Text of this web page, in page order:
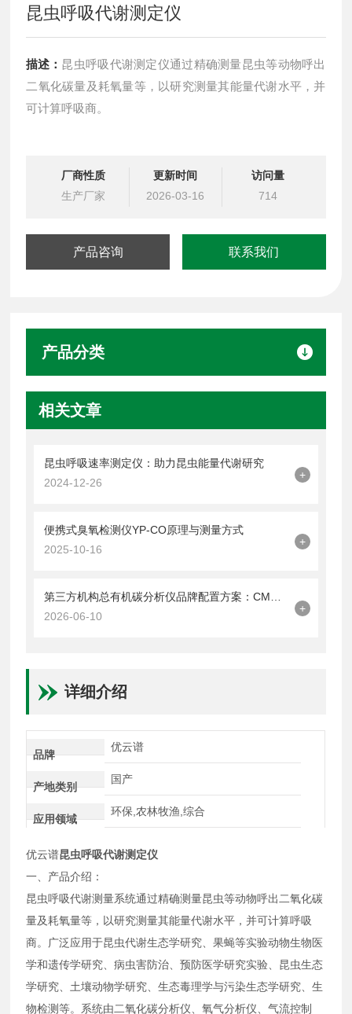
昆虫呼吸代谢测定仪
描述： 昆虫呼吸代谢测定仪通过精确测量昆虫等动物呼出
二氧化碳量及耗氧量等，以研究测量其能量代谢水平，并
可计算呼吸商。
厂商性质
生产厂家
更新时间
2026-03-16
访问量
714
产品咨询 联系我们
产品分类
相关文章
昆虫呼吸速率测定仪：助力昆虫能量代谢研究
2024-12-26
+
便携式臭氧检测仪YP-CO原理与测量方式
2025-10-16
+
第三方机构总有机碳分析仪品牌配置方案：CMA认证实验室高要求如何满足
2026-06-10
+
详细介绍
品牌
优云谱
产地类别
国产
应用领域
环保,农林牧渔,综合
优云谱昆虫呼吸代谢测定仪
一、产品介绍：
昆虫呼吸代谢测量系统通过精确测量昆虫等动物呼出二氧化碳
量及耗氧量等，以研究测量其能量代谢水平，并可计算呼吸
商。广泛应用于昆虫代谢生态学研究、果蝇等实验动物生物医
学和遗传学研究、病虫害防治、预防医学研究实验、昆虫生态
学研究、土壤动物学研究、生态毒理学与污染生态学研究、生
物检测等。系统由二氧化碳分析仪、氧气分析仪、气流控制